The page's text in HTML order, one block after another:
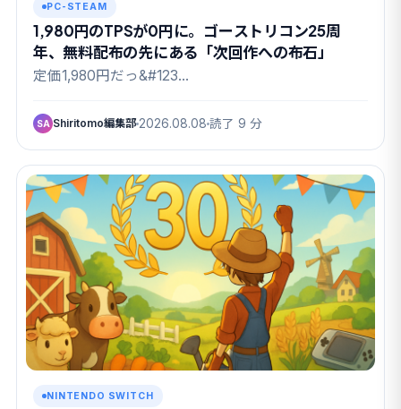
PC-STEAM
1,980円のTPSが0円に。ゴーストリコン25周
年、無料配布の先にある「次回作への布石」
定価1,980円だっ&#123…
SA Shiritomo編集部 2026.08.08 読了 9 分
NINTENDO SWITCH